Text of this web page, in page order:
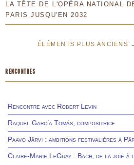
LA TÊTE DE L'OPÉRA NATIONAL
PARIS JUSQU'EN 2032
ÉLÉMENTS PLUS ANCIENS
RENCONTRES
Rencontre avec Robert Levin
Raquel García Tomás, compositrice
Paavo Järvi : ambitions festivalières à
Claire-Marie LeGuay : Bach, de la joie à